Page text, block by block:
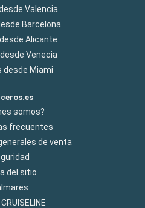
Valencia
Barcelona
Alicante
Venecia
desde Miami
somos?
frecuentes
de venta
del sitio